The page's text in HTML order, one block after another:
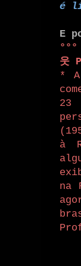
é
E
°°°
웃
*
23
à
na